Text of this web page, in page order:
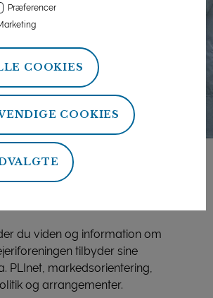
Præferencer
COOKIES
COOKIES
du viden og information om
tilbyder sine
PLInet, markedsorientering,
og arrangementer.